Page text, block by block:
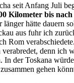
seit Anfang Juli
Kilometer bis
hätte dauern
aus fuhr ich
Rom
denn ich
In der Toskana
gehen